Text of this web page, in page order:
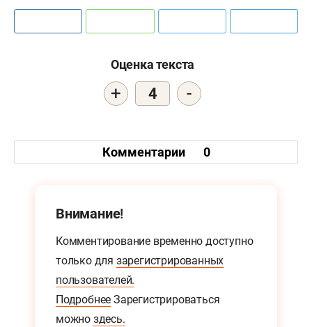
Оценка текста
+ 4 -
Комментарии 0
Внимание!
Комментирование временно доступно
только для зарегистрированных
пользователей.
Подробнее Зарегистрироваться
можно здесь.